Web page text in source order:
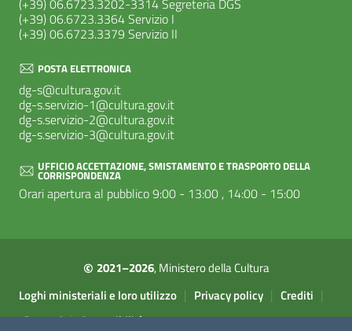
(+39) 06.6723.3202-3314 Segreteria DGS
(+39) 06.6723.3364 Servizio I
(+39) 06.6723.3379 Servizio II
POSTA ELETTRONICA
dg-s@cultura.gov.it
dg-s.servizio-1@cultura.gov.it
dg-s.servizio-2@cultura.gov.it
dg-s.servizio-3@cultura.gov.it
UFFICIO ACCETTAZIONE, SMISTAMENTO E TRASPORTO DELLA
CORRISPONDENZA
Orari apertura al pubblico 9:00 - 13:00 , 14:00 - 15:00
© 2021–2026, Ministero della Cultura
Sezione Link Utili
Loghi ministeriali e loro utilizzo | Privacy policy | Crediti |
Contatti | Accessibilità